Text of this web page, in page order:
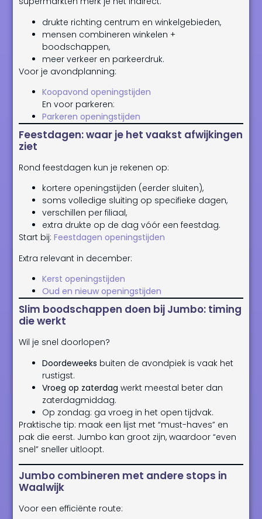
drukte richting centrum en winkelgebieden,
mensen combineren winkelen +
boodschappen,
meer verkeer en parkeerdruk.
Voor je avondplanning:
Koopavond openingstijden
En voor parkeren:
Parkeren openingstijden
Feestdagen: waar je het vaakst afwijkingen
ziet
Rond feestdagen kun je rekenen op:
kortere openingstijden (eerder sluiten),
soms volledige sluiting op specifieke dagen,
verschillen per filiaal,
extra drukte op de dag vóór een feestdag.
Start bij:Feestdagen openingstijden
Extra relevant in december:
Kerst openingstijden
Oud en nieuw openingstijden
Slim boodschappen doen bij Jumbo: timing
die werkt
Wil je snel doorlopen?
Doordeweeks buiten de avondpiek is vaak het
rustigst.
Vroeg op zaterdag werkt meestal beter dan
zaterdagmiddag.
Op zondag: ga vroeg in het open tijdvak.
Praktische tip: maak een lijst met “must-haves” en
pak die eerst. Jumbo kan groot zijn, waardoor “even
snel” sneller uitloopt.
Jumbo combineren met andere stops in
Waalwijk
Voor een efficiënte route: